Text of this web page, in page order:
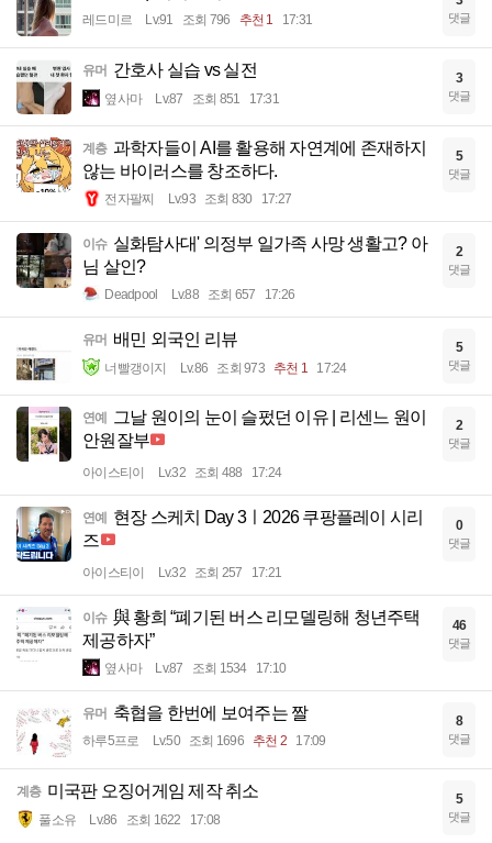
레드미르 Lv.91 조회 796 추천 1 17:31 댓글
유머 간호사 실습 vs 실전
옆사마 Lv.87 조회 851 17:31
3
댓글
계층 과학자들이 AI를 활용해 자연계에 존재하지
않는 바이러스를 창조하다.
전자팔찌 Lv.93 조회 830 17:27
5
댓글
이슈 실화탐사대' 의정부 일가족 사망 생활고? 아
님 살인?
Deadpool Lv.88 조회 657 17:26
2
댓글
유머 배민 외국인 리뷰
너빨갱이지 Lv.86 조회 973 추천 1 17:24
5
댓글
연예
그날 원이의 눈이 슬펐던 이유 | 리센느 원이
안원잘부
아이스티이 Lv.32 조회 488 17:24
2
댓글
연예
현장 스케치 Day 3ㅣ2026 쿠팡플레이 시리
즈
아이스티이 Lv.32 조회 257 17:21
0
댓글
이슈 與 황희 “폐기된 버스 리모델링해 청년주택
제공하자”
옆사마 Lv.87 조회 1534 17:10
46
댓글
유머 축협을 한번에 보여주는 짤
하루5프로 Lv.50 조회 1696 추천 2 17:09
8
댓글
계층 미국판 오징어게임 제작 취소
풀소유 Lv.86 조회 1622 17:08
5
댓글